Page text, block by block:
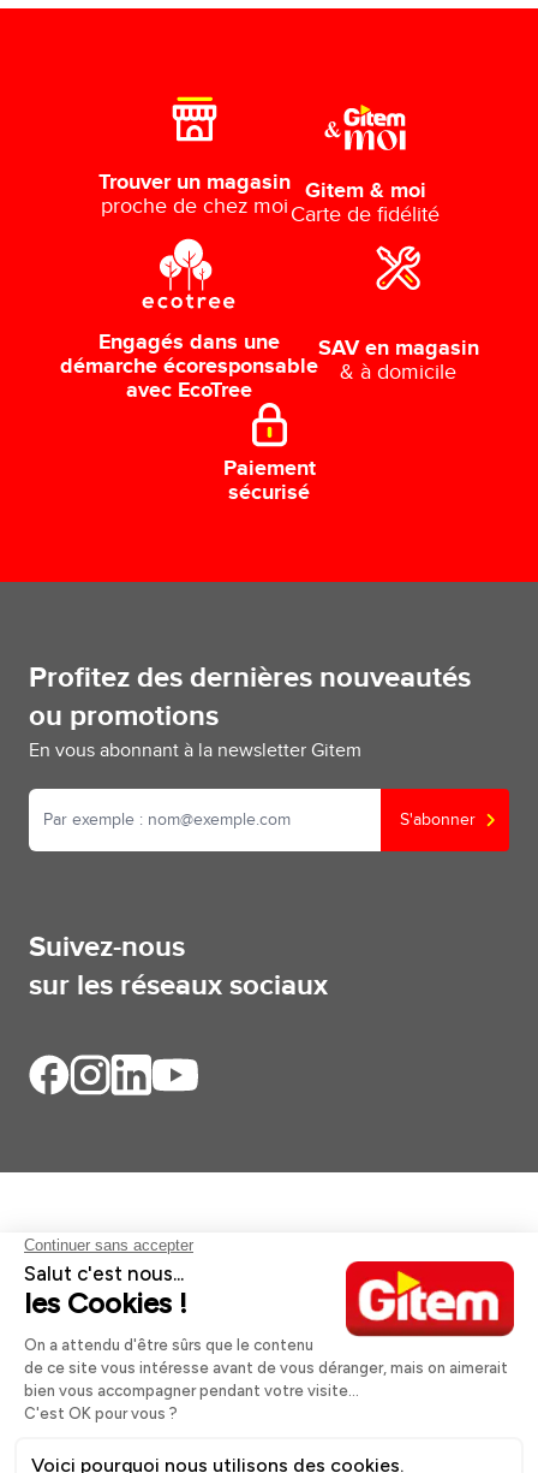
Trouver un magasin
proche de chez moi
Gitem & moi
Carte de fidélité
Engagés dans une
démarche écoresponsable
avec EcoTree
SAV en magasin
& à domicile
Paiement
sécurisé
Profitez des dernières nouveautés
ou promotions
En vous abonnant à la newsletter Gitem
S'abonner
Suivez-nous
sur les réseaux sociaux
Aides et informations
Services
Informations légales
A propos
Nos magasins